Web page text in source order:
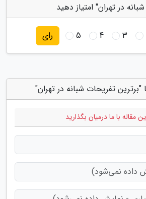
در تهران" امتیاز دهید
3
4
5 رای
تفریحات شبانه در تهران"
مقاله با ما درمیان بگذارید